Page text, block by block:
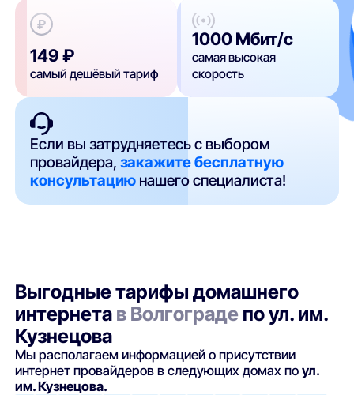
149 ₽
самый дешёвый тариф
1000 Мбит/с
самая высокая
скорость
Если вы затрудняетесь с выбором
провайдера,закажите бесплатную
консультацию нашего специалиста!
Выгодные тарифы домашнего
интернета в Волгограде по ул. им.
Кузнецова
Мы располагаем информацией о присутствии
интернет провайдеров в следующих домах поул.
им. Кузнецова.